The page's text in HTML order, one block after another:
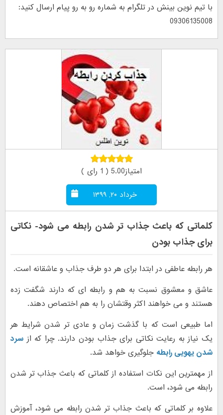
با تیم نوین بینش در تلگرام به شماره رو به رو پیام ارسال کنید:
09306135008
امتیاز5.00 ( 1 رای )
خرداد ۲۰, ۱۳۹۹
کلماتی که باعث جذاب تر شدن رابطه می شود- نکاتی
برای جذاب بودن
هر رابطه عاطفی در ابتدا برای هر دو طرف جذاب و عاشقانه است.
عاشق و معشوق نسبت به هم و رابطه ای که دارند شگفت زده
هستند و می خواهند اکثر وقتشان را به هم اختصاص دهند.
اما طبیعی است که با گذشت زمان و عادی تر شدن شرایط هر
یک نیاز به رعایت نکاتی برای جذاب بودن دارند. چرا که از سرد
شدن یهویی رابطه جلوگیری خواهد شد.
از مهمترین این نکات استفاده از کلماتی که باعث جذاب تر شدن
رابطه می شود، است.
علاوه بر کلماتی که باعث جذاب تر شدن رابطه می شود، آموزش